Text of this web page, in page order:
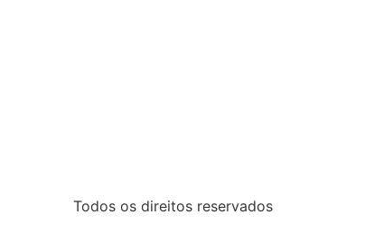
Todos os direitos reservados